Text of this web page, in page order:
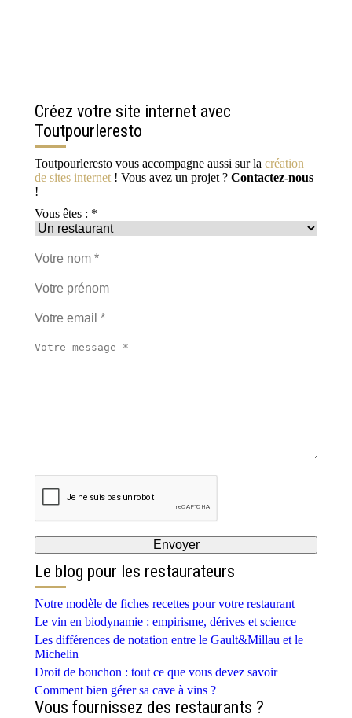
Créez votre site internet avec
Toutpourleresto
Toutpourleresto vous accompagne aussi sur la création
de sites internet ! Vous avez un projet ? Contactez-nous
!
Vous êtes : *
Le blog pour les restaurateurs
Notre modèle de fiches recettes pour votre restaurant
Le vin en biodynamie : empirisme, dérives et science
Les différences de notation entre le Gault&Millau et le
Michelin
Droit de bouchon : tout ce que vous devez savoir
Comment bien gérer sa cave à vins ?
Vous fournissez des restaurants ?